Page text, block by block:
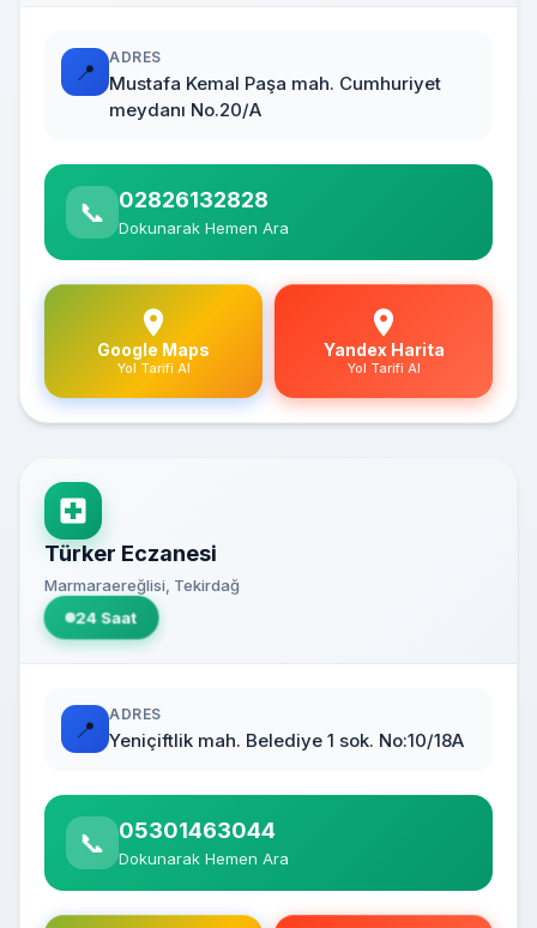
📍
ADRES
Mustafa Kemal Paşa mah. Cumhuriyet
meydanı No.20/A
📞 02826132828
Dokunarak Hemen Ara
Google Maps
Yol Tarifi Al
Yandex Harita
Yol Tarifi Al
Türker Eczanesi
Marmaraereğlisi, Tekirdağ
24 Saat
📍
ADRES
Yeniçiftlik mah. Belediye 1 sok. No:10/18A
📞 05301463044
Dokunarak Hemen Ara